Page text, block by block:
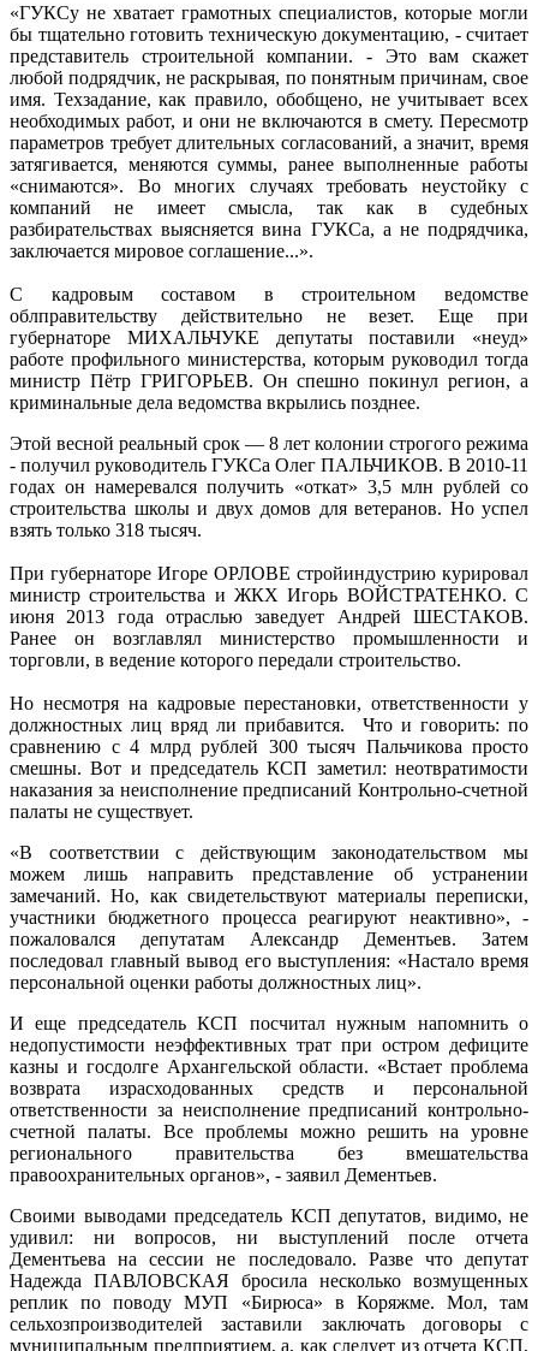
«ГУКСу не хватает грамотных специалистов, которые могли
бы тщательно готовить техническую документацию, - считает
представитель строительной компании. - Это вам скажет
любой подрядчик, не раскрывая, по понятным причинам, свое
имя. Техзадание, как правило, обобщено, не учитывает всех
необходимых работ, и они не включаются в смету. Пересмотр
параметров требует длительных согласований, а значит, время
затягивается, меняются суммы, ранее выполненные работы
«снимаются». Во многих случаях требовать неустойку с
компаний не имеет смысла, так как в судебных
разбирательствах выясняется вина ГУКСа, а не подрядчика,
заключается мировое соглашение...».
С кадровым составом в строительном ведомстве
облправительству действительно не везет. Еще при
губернаторе МИХАЛЬЧУКЕ депутаты поставили «неуд»
работе профильного министерства, которым руководил тогда
министр Пётр ГРИГОРЬЕВ. Он спешно покинул регион, а
криминальные дела ведомства вкрылись позднее.
Этой весной реальный срок — 8 лет колонии строгого режима
- получил руководитель ГУКСа Олег ПАЛЬЧИКОВ. В 2010-11
годах он намеревался получить «откат» 3,5 млн рублей со
строительства школы и двух домов для ветеранов. Но успел
взять только 318 тысяч.
При губернаторе Игоре ОРЛОВЕ стройиндустрию курировал
министр строительства и ЖКХ Игорь ВОЙСТРАТЕНКО. С
июня 2013 года отраслью заведует Андрей ШЕСТАКОВ.
Ранее он возглавлял министерство промышленности и
торговли, в ведение которого передали строительство.
Но несмотря на кадровые перестановки, ответственности у
должностных лиц вряд ли прибавится. Что и говорить: по
сравнению с 4 млрд рублей 300 тысяч Пальчикова просто
смешны. Вот и председатель КСП заметил: неотвратимости
наказания за неисполнение предписаний Контрольно-счетной
палаты не существует.
«В соответствии с действующим законодательством мы
можем лишь направить представление об устранении
замечаний. Но, как свидетельствуют материалы переписки,
участники бюджетного процесса реагируют неактивно», -
пожаловался депутатам Александр Дементьев. Затем
последовал главный вывод его выступления: «Настало время
персональной оценки работы должностных лиц».
И еще председатель КСП посчитал нужным напомнить о
недопустимости неэффективных трат при остром дефиците
казны и госдолге Архангельской области. «Встает проблема
возврата израсходованных средств и персональной
ответственности за неисполнение предписаний контрольно-
счетной палаты. Все проблемы можно решить на уровне
регионального правительства без вмешательства
правоохранительных органов», - заявил Дементьев.
Своими выводами председатель КСП депутатов, видимо, не
удивил: ни вопросов, ни выступлений после отчета
Дементьева на сессии не последовало. Разве что депутат
Надежда ПАВЛОВСКАЯ бросила несколько возмущенных
реплик по поводу МУП «Бирюса» в Коряжме. Мол, там
сельхозпроизводителей заставили заключать договоры с
муниципальным предприятием, а, как следует из отчета КСП,